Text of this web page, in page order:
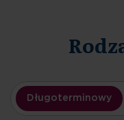
Długoterminowy